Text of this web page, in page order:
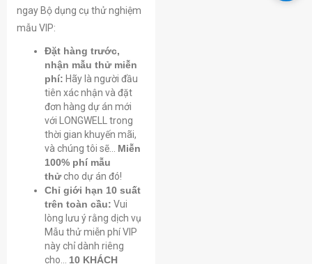
ngay Bộ dụng cụ thử nghiệm
mẫu VIP:
Đặt hàng trước,
nhận mẫu thử miễn
phí: Hãy là người đầu
tiên xác nhận và đặt
đơn hàng dự án mới
với LONGWELL trong
thời gian khuyến mãi,
và chúng tôi sẽ... Miễn
100% phí mẫu
thửcho dự án đó!
Chỉ giới hạn 10 suất
trên toàn cầu: Vui
lòng lưu ý rằng dịch vụ
Mẫu thử miễn phí VIP
này chỉ dành riêng
cho... 10 KHÁCH